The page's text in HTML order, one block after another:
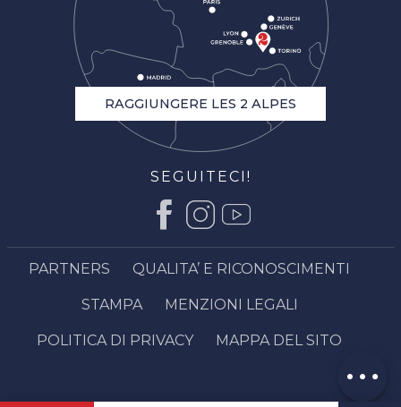
RAGGIUNGERE LES 2 ALPES
SEGUITECI!
PARTNERS QUALITA’ E RICONOSCIMENTI
STAMPA MENZIONI LEGALI
POLITICA DI PRIVACY MAPPA DEL SITO